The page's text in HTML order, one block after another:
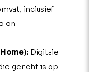
inclusief
en
Digitale
gericht is op